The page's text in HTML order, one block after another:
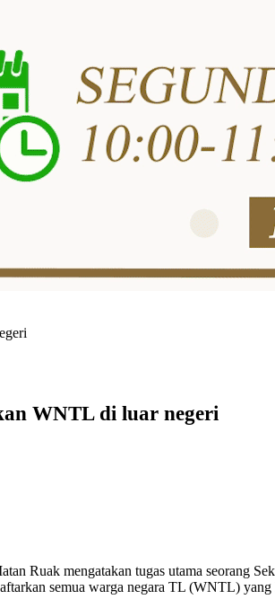
WNTL di luar negeri
Ruak mengatakan tugas utama seorang
semua warga negara TL (WNTL)